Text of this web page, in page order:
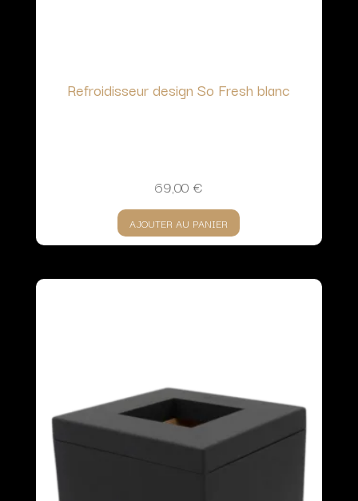
Refroidisseur design So Fresh blanc
69,00 €
AJOUTER AU PANIER